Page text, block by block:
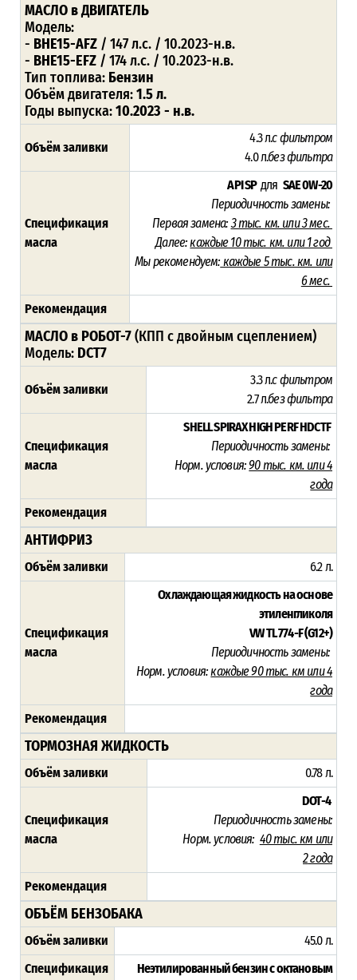
МАСЛО в ДВИГАТЕЛЬ
Модель:
- BHE15-AFZ / 147 л.с. / 10.2023-н.в.
- BHE15-EFZ / 174 л.с. / 10.2023-н.в.
Тип топлива: Бензин
Объём двигателя:1.5 л.
Годы выпуска:10.2023 - н.в.
Объём заливки
4.3 л.с фильтром
4.0 л.без фильтра
Спецификация
масла
API SP для SAE 0W-20
Периодичность замены:
Первая замена:3 тыс. км. или 3 мес.
Далее:каждые 10тыс. км. или 1 год
Мы рекомендуем: каждые 5 тыс. км. или
6 мес.
Рекомендация
МАСЛО в РОБОТ-7(КПП с двойным сцеплением)
Модель: DCT7
Объём заливки
3.3 л.с фильтром
2.7 л.без фильтра
Спецификация
масла
SHELL SPIRAX HIGH PERF HDCTF
Периодичность замены:
Норм. условия:90 тыс. км. или 4
года
Рекомендация
АНТИФРИЗ
Объём заливки 6.2 л.
Спецификация
масла
Охлаждающая жидкость на основе
этиленгликоля
VW TL 774-F (G12+)
Периодичность замены:
Норм. условия:каждые 90 тыс. км или 4
года
Рекомендация
ТОРМОЗНАЯ ЖИДКОСТЬ
Объём заливки 0.78 л.
Спецификация
масла
DOT-4
Периодичность замены:
Норм. условия: 40 тыс. км или
2года
Рекомендация
ОБЪЁМ БЕНЗОБАКА
Объём заливки
45.0 л.
Спецификация
Неэтилированный бензин с октановым